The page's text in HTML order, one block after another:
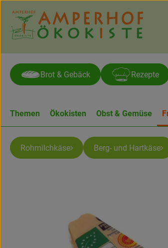
Brot & Gebäck Rezepte
Themen Ökokisten Obst & Gemüse
Rohmilchkäse Berg- und Hartkäse